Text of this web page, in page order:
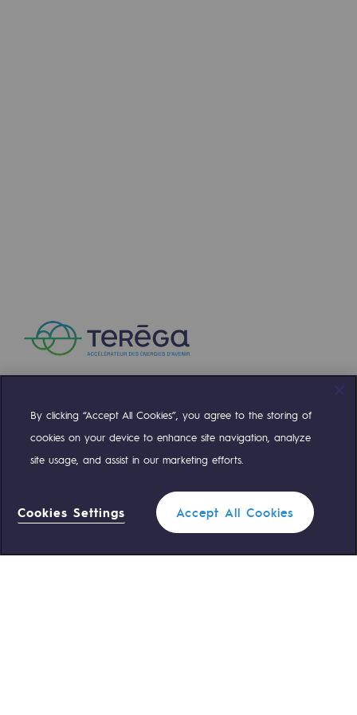
Filtrer
Compte TwitterCompte Facebook
Compte LinkedinCompte Youtube
Standard Teréga 0 559 133 400
By clicking “Accept All Cookies”, you agree to the storing of
cookies on your device to enhance site navigation, analyze
site usage, and assist in our marketing efforts.
Cookies Settings Accept All Cookies